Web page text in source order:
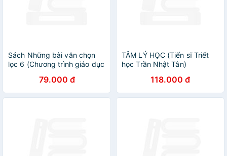
Sách Những bài văn chọn
lọc 6 (Chương trình giáo dục
79.000 đ
TÂM LÝ HỌC (Tiến sĩ Triết
học Trần Nhật Tân)
118.000 đ